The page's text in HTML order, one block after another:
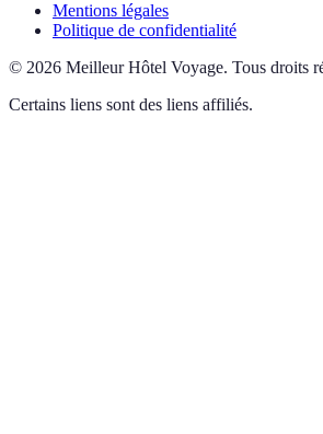
Mentions légales
Politique de confidentialité
© 2026 Meilleur Hôtel Voyage. Tous droits
Certains liens sont des liens affiliés.